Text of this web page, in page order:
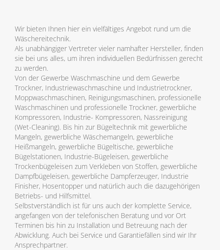
Wir bieten Ihnen hier ein vielfältiges Angebot rund um die
Wäschereitechnik.
Als unabhängiger Vertreter vieler namhafter Hersteller, finden
sie bei uns alles, um ihren individuellen Bedürfnissen gerecht
zu werden.
Von der Gewerbe Waschmaschine und dem Gewerbe
Trockner, Industriewaschmaschine und Industrietrockner,
Moppwaschmaschinen, Reinigungsmaschinen, professionelle
Waschmaschinen und professionelle Trockner, gewerbliche
Kompressoren, Industrie- Kompressoren, Nassreinigung
(Wet-Cleaning). Bis hin zur Bügeltechnik mit gewerbliche
Mangeln, gewerbliche Wäschemangeln, gewerbliche
Heißmangeln, gewerbliche Bügeltische, gewerbliche
Bügelstationen, Industrie-Bügeleisen, gewerbliche
Trockenbügeleisen zum Verkleben von Stoffen, gewerbliche
Dampfbügeleisen, gewerbliche Dampferzeuger, Industrie
Finisher, Hosentopper und natürlich auch die dazugehörigen
Betriebs- und Hilfsmittel.
Selbstverständlich ist für uns auch der komplette Service,
angefangen von der telefonischen Beratung und vor Ort
Terminen bis hin zu Installation und Betreuung nach der
Abwicklung. Auch bei Service und Garantiefällen sind wir Ihr
Ansprechpartner.